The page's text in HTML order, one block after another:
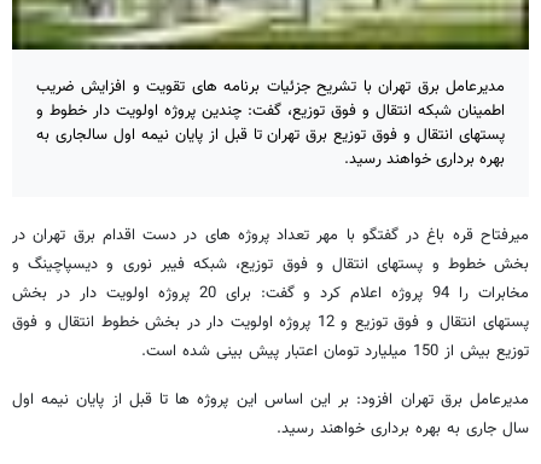
مدیرعامل برق تهران با تشریح جزئیات برنامه های تقویت و افزایش ضریب
اطمینان شبکه انتقال و فوق توزیع، گفت: چندین پروژه اولویت دار خطوط و
پستهای انتقال و فوق توزیع برق تهران تا قبل از پایان نیمه اول سالجاری به
بهره برداری خواهند رسید.
میرفتاح قره باغ در گفتگو با مهر تعداد پروژه های در دست اقدام برق تهران در
بخش خطوط و پستهای انتقال و فوق توزیع، شبکه فیبر نوری و دیسپاچینگ و
مخابرات را 94 پروژه اعلام کرد و گفت: برای 20 پروژه اولویت دار در بخش
پستهای انتقال و فوق توزیع و 12 پروژه اولویت دار در بخش خطوط انتقال و فوق
توزیع بیش از 150 میلیارد تومان اعتبار پیش بینی شده است.
مدیرعامل برق تهران افزود: بر این اساس این پروژه ها تا قبل از پایان نیمه اول
سال جاری به بهره برداری خواهند رسید.